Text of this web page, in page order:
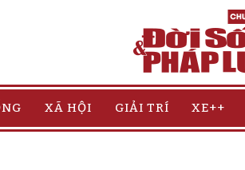
XÃ HỘI GIẢI TRÍ XE++